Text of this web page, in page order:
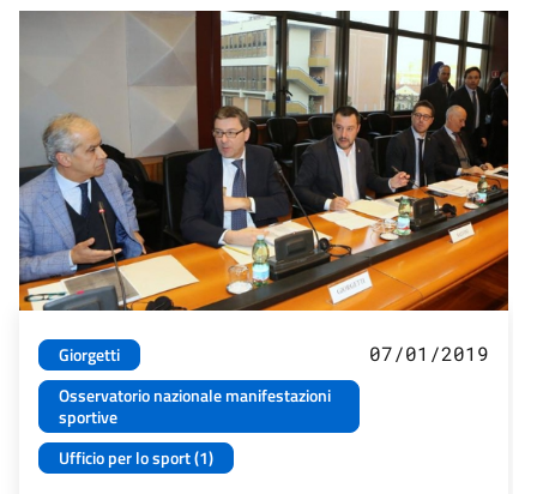
Giorgetti
Osservatorio nazionale manifestazioni
sportive
Ufficio per lo sport (1)
07/01/2019